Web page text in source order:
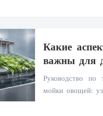
сократить
Какие
важны для
машины для
Руководство по
мойки овощей: